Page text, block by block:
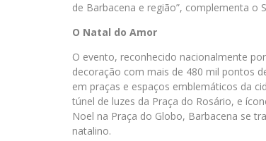
de Barbacena e região”, complementa o
O Natal do Amor
O evento, reconhecido nacionalmente
decoração com mais de 480 mil pontos
em praças e espaços emblemáticos da
túnel de luzes da Praça do Rosário, e
Noel na Praça do Globo, Barbacena se
natalino.